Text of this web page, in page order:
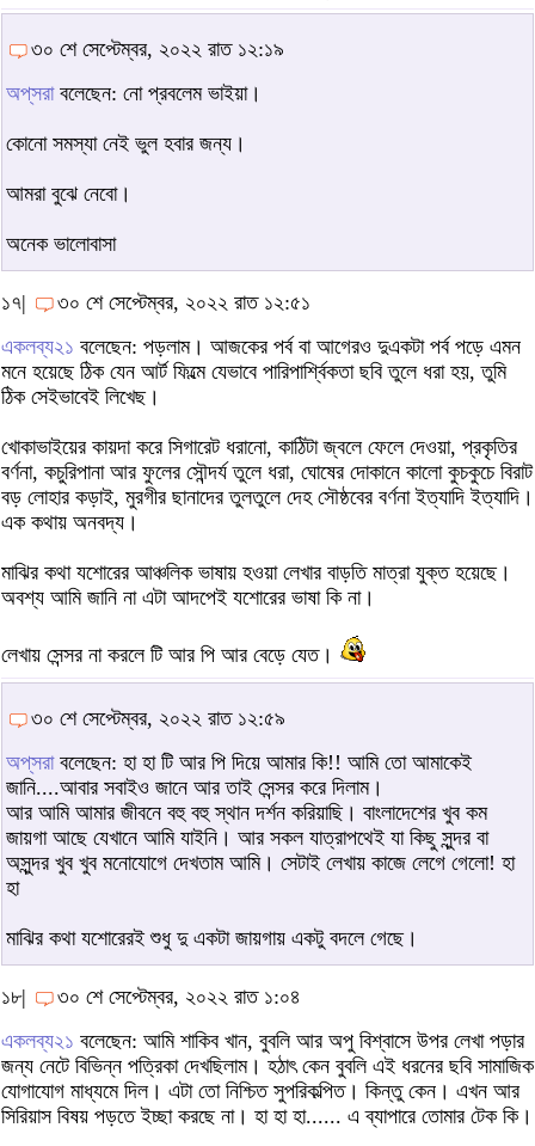
৩০ শে সেপ্টেম্বর, ২০২২ রাত ১২:১৯
অপ্‌সরাবলেছেন: নো প্রবলেম ভাইয়া।
কোনো সমস্যা নেই ভুল হবার জন্য।
আমরা বুঝে নেবো।
অনেক ভালোবাসা
১৭|
৩০ শে সেপ্টেম্বর, ২০২২ রাত ১২:৫১
একলব্য২১ বলেছেন: পড়লাম। আজকের পর্ব বা আগেরও দুএকটা পর্ব পড়ে এমন
মনে হয়েছে ঠিক যেন আর্ট ফিল্মে যেভাবে পারিপার্শ্বিকতা ছবি তুলে ধরা হয়, তুমি
ঠিক সেইভাবেই লিখেছ।
খোকাভাইয়ের কায়দা করে সিগারেট ধরানো, কাঠিটা জ্বলে ফেলে দেওয়া, প্রকৃতির
বর্ণনা, কচুরিপানা আর ফুলের সৌন্দর্য তুলে ধরা, ঘোষের দোকানে কালো কুচকুচে বিরাট
বড় লোহার কড়াই, মুরগীর ছানাদের তুলতুলে দেহ সৌষ্ঠবের বর্ণনা ইত্যাদি ইত্যাদি।
এক কথায় অনবদ্য।
মাঝির কথা যশোরের আঞ্চলিক ভাষায় হওয়া লেখার বাড়তি মাত্রা যুক্ত হয়েছে।
অবশ্য আমি জানি না এটা আদপেই যশোরের ভাষা কি না।
লেখায় সেন্সর না করলে টি আর পি আর বেড়ে যেত।
৩০ শে সেপ্টেম্বর, ২০২২ রাত ১২:৫৯
অপ্‌সরাবলেছেন: হা হা টি আর পি দিয়ে আমার কি!! আমি তো আমাকেই
জানি....আবার সবাইও জানে আর তাই সেন্সর করে দিলাম।
আর আমি আমার জীবনে বহু বহু স্থান দর্শন করিয়াছি। বাংলাদেশের খুব কম
জায়গা আছে যেখানে আমি যাইনি। আর সকল যাত্রাপথেই যা কিছু সুন্দর বা
অসুন্দর খুব খুব মনোযোগে দেখতাম আমি। সেটাই লেখায় কাজে লেগে গেলো! হা
হা
মাঝির কথা যশোরেরই শুধু দু একটা জায়গায় একটু বদলে গেছে।
১৮|
৩০ শে সেপ্টেম্বর, ২০২২ রাত ১:০৪
একলব্য২১ বলেছেন: আমি শাকিব খান, বুবলি আর অপু বিশ্বাসে উপর লেখা পড়ার
জন্য নেটে বিভিন্ন পত্রিকা দেখছিলাম। হঠাৎ কেন বুবলি এই ধরনের ছবি সামাজিক
যোগাযোগ মাধ্যমে দিল। এটা তো নিশ্চিত সুপরিকল্পিত। কিন্তু কেন। এখন আর
সিরিয়াস বিষয় পড়তে ইচ্ছা করছে না। হা হা হা...... এ ব্যাপারে তোমার টেক কি।